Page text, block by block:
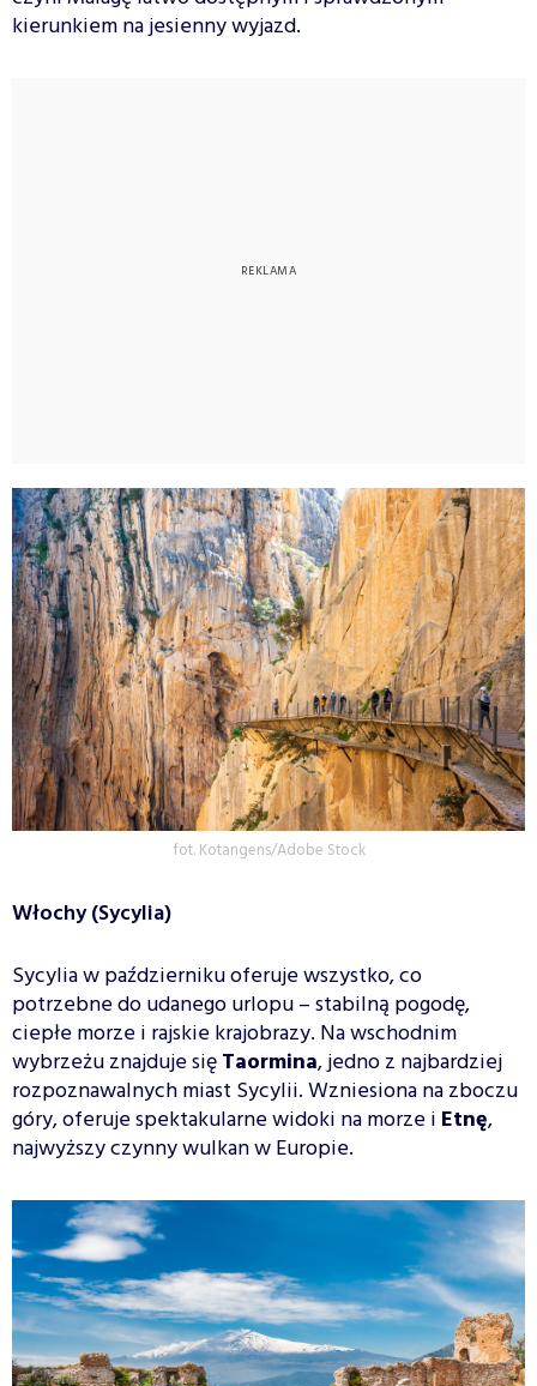
kierunkiem na jesienny wyjazd.
fot. Kotangens/Adobe Stock
Włochy (Sycylia)
Sycylia w październiku oferuje wszystko, co
potrzebne do udanego urlopu – stabilną pogodę,
ciepłe morze i rajskie krajobrazy. Na wschodnim
wybrzeżu znajduje sięTaormina, jedno z najbardziej
rozpoznawalnych miast Sycylii. Wzniesiona na zboczu
góry, oferuje spektakularne widoki na morze i Etnę,
najwyższy czynny wulkan w Europie.